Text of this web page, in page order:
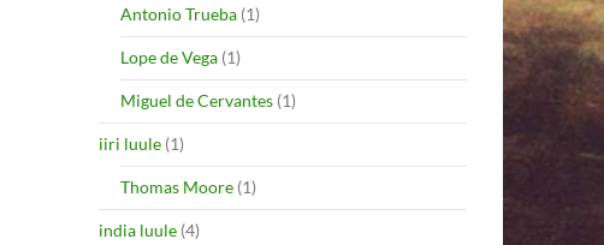
Antonio Trueba (1)
Lope de Vega (1)
Miguel de Cervantes (1)
iiri luule (1)
Thomas Moore (1)
india luule (4)